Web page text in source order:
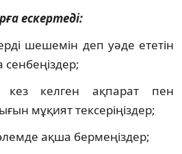
ескертеді:
шешемін деп уәде ететін
кез келген ақпарат пен
мұқият тексеріңіздер;
ақша бермеңіздер;